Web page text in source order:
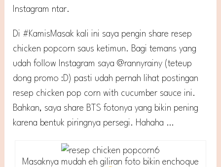
Instagram ntar.
Di #KamisMasak kali ini saya pengin share resep
chicken popcorn saus ketimun. Bagi temans yang
udah follow Instagram saya @rannyrainy (teteup
dong promo :D) pasti udah pernah lihat postingan
resep chicken pop corn with cucumber sauce ini.
Bahkan, saya share BTS fotonya yang bikin pening
karena bentuk piringnya persegi. Hahaha …
Masaknya mudah eh giliran foto bikin enchoque